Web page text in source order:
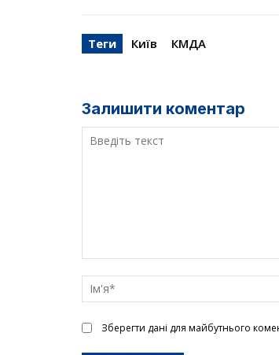
Теги Київ КМДА
Залишити коментар
текст
Зберегти дані для майбутнього